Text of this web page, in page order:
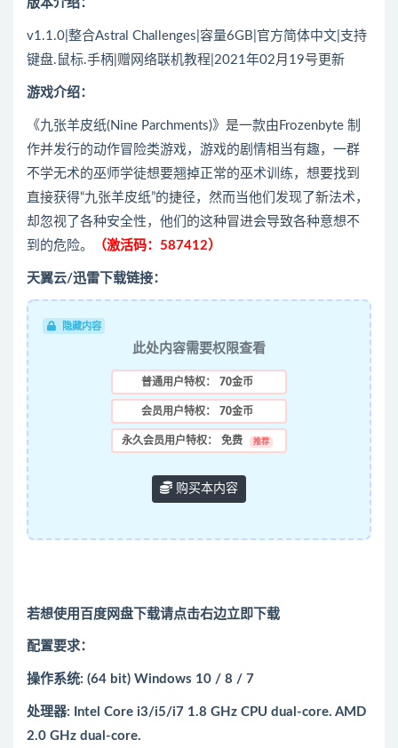
版本介绍：
v1.1.0|整合Astral Challenges|容量6GB|官方简体中文|支持
键盘.鼠标.手柄|赠网络联机教程|2021年02月19号更新
游戏介绍：
《九张羊皮纸(Nine Parchments)》是一款由Frozenbyte 制
作并发行的动作冒险类游戏，游戏的剧情相当有趣，一群
不学无术的巫师学徒想要翘掉正常的巫术训练，想要找到
直接获得“九张羊皮纸”的捷径，然而当他们发现了新法术，
却忽视了各种安全性，他们的这种冒进会导致各种意想不
到的危险。
（激活码：587412）
天翼云/迅雷下载链接：
隐藏内容
此处内容需要权限查看
普通用户特权： 70金币
会员用户特权： 70金币
永久会员用户特权： 免费 推荐
购买本内容
若想使用百度网盘下载请点击右边立即下载
配置要求：
操作系统: (64 bit) Windows 10 / 8 / 7
处理器: Intel Core i3/i5/i7 1.8 GHz CPU dual-core. AMD
2.0 GHz dual-core.